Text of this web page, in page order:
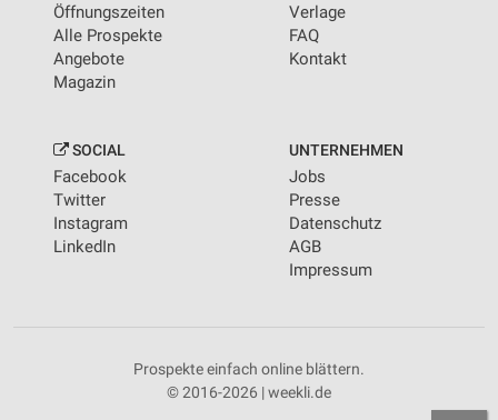
Öffnungszeiten
Alle Prospekte
Angebote
Magazin
Verlage
FAQ
Kontakt
SOCIAL
Facebook
Twitter
Instagram
LinkedIn
UNTERNEHMEN
Jobs
Presse
Datenschutz
AGB
Impressum
Prospekte einfach online blättern.
© 2016-2026 | weekli.de